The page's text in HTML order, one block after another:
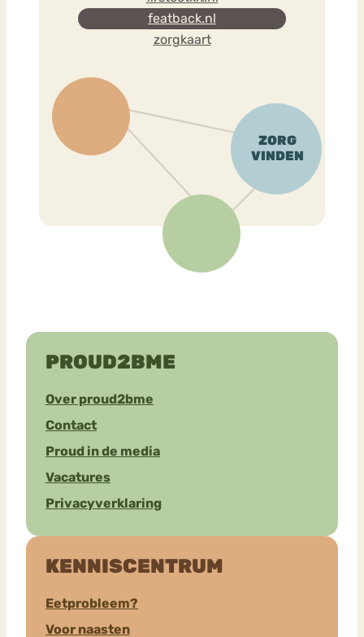
featback.nl
zorgkaart
PROUD2BME
Over proud2bme
Contact
Proud in de media
Vacatures
Privacyverklaring
KENNISCENTRUM
Eetprobleem?
Voor naasten